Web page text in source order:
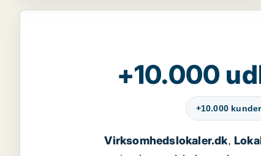
+10.000
+10.000 kunder
Virksomhedslokaler.dk,